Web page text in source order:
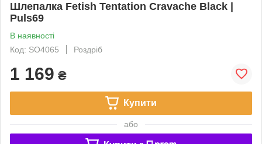
Шлепалка Fetish Tentation Cravache Black |
Puls69
В наявності
Код: SO4065
Роздріб
1 169 ₴
Купити
або